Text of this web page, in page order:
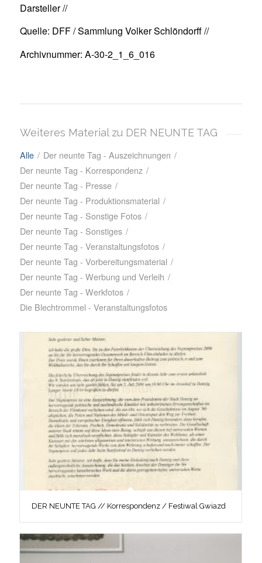
Darsteller //
Quelle: DFF / Sammlung Volker Schlöndorff //
Archivnummer: A-30-2_1_6_016
Weiteres Material zu DER NEUNTE TAG
Alle / Der neunte Tag - Auszeichnungen /
Der neunte Tag - Korrespondenz /
Der neunte Tag - Presse /
Der neunte Tag - Produktionsmaterial /
Der neunte Tag - Sonstige Fotos /
Der neunte Tag - Sonstiges /
Der neunte Tag - Veranstaltungsfotos /
Der neunte Tag - Vorbereitungsmaterial /
Der neunte Tag - Werbung und Verleih /
Der neunte Tag - Werkfotos /
Die Blechtrommel - Veranstaltungsfotos
DER NEUNTE TAG // Korrespondenz / Festiwal Gwiazd